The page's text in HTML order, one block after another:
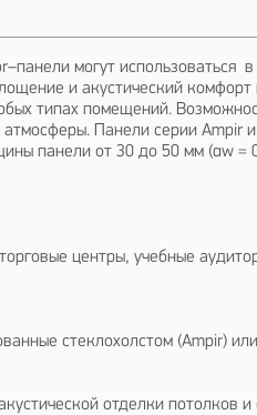
могут использоваться
и акустический
типах помещений.
Панели серии Ampir
панели от 30 до 50 мм (αw
центры, учебные
стеклохолстом (Ampir)
отделки потолков